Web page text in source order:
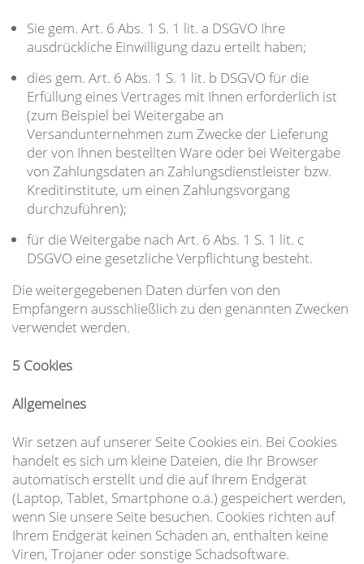
Sie gem. Art. 6 Abs. 1 S. 1 lit. a DSGVO Ihre
ausdrückliche Einwilligung dazu erteilt haben;
dies gem. Art. 6 Abs. 1 S. 1 lit. b DSGVO für die
Erfüllung eines Vertrages mit Ihnen erforderlich ist
(zum Beispiel bei Weitergabe an
Versandunternehmen zum Zwecke der Lieferung
der von Ihnen bestellten Ware oder bei Weitergabe
von Zahlungsdaten an Zahlungsdienstleister bzw.
Kreditinstitute, um einen Zahlungsvorgang
durchzuführen);
für die Weitergabe nach Art. 6 Abs. 1 S. 1 lit. c
DSGVO eine gesetzliche Verpflichtung besteht.
Die weitergegebenen Daten dürfen von den
Empfängern ausschließlich zu den genannten Zwecken
verwendet werden.
5 Cookies
Allgemeines
Wir setzen auf unserer Seite Cookies ein. Bei Cookies
handelt es sich um kleine Dateien, die Ihr Browser
automatisch erstellt und die auf Ihrem Endgerät
(Laptop, Tablet, Smartphone o.ä.) gespeichert werden,
wenn Sie unsere Seite besuchen. Cookies richten auf
Ihrem Endgerät keinen Schaden an, enthalten keine
Viren, Trojaner oder sonstige Schadsoftware.